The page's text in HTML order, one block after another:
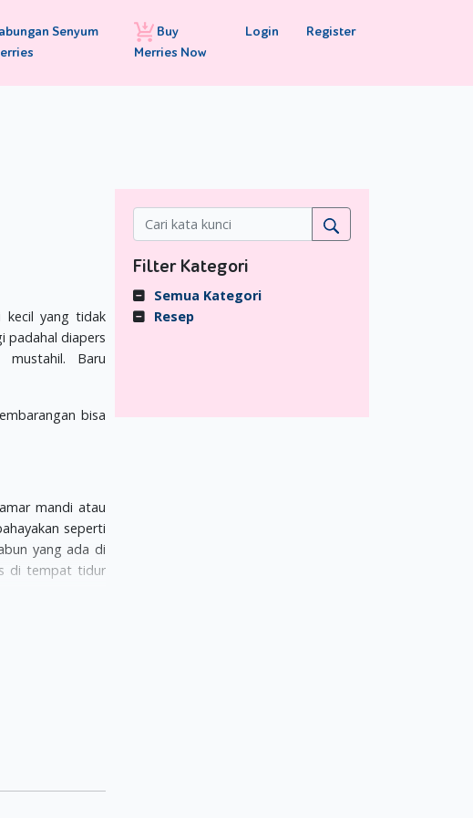
Senyum
Buy
Merries Now
Login Register
kecil yang tidak
padahal diapers
Baru
bisa
mandi atau
seperti
yang ada di
di tempat tidur
salahnya bila
Filter Kategori
Semua Kategori
Resep